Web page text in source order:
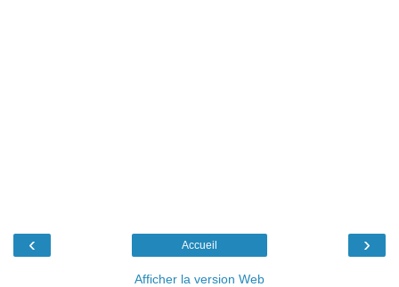
‹ ›
Accueil
Afficher la version Web